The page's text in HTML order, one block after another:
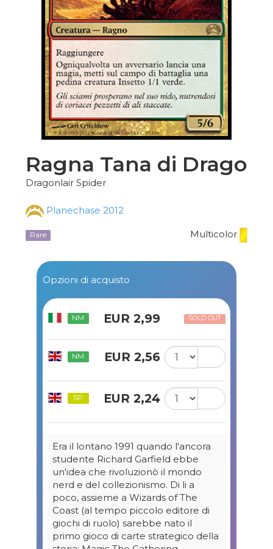
Ragna Tana di Drago
Dragonlair Spider
Planechase 2012
Rare Multicolor
Opzioni di acquisto
NM EUR 2,99 SOLD OUT
NM EUR 2,56
SP EUR 2,24
Era il lontano 1991 quando l'ancora
studente Richard Garfield ebbe
un'idea che rivoluzionò il mondo
nerd e del collezionismo. Di li a
poco, assieme a Wizards of The
Coast (al tempo piccolo editore di
giochi di ruolo) sarebbe nato il
primo gioco di carte strategico della